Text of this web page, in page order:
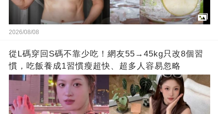
2026/08/08
從L碼穿回S碼不靠少吃！網友55→45kg只改8個習
慣，吃飯養成1習慣瘦超快、超多人容易忽略